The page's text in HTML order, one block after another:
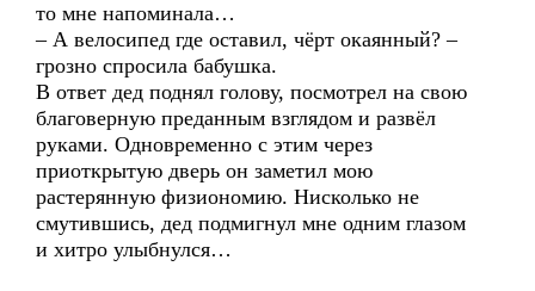
то мне напоминала…
– А велосипед где оставил, чёрт окаянный? –
грозно спросила бабушка.
В ответ дед поднял голову, посмотрел на свою
благоверную преданным взглядом и развёл
руками. Одновременно с этим через
приоткрытую дверь он заметил мою
растерянную физиономию. Нисколько не
смутившись, дед подмигнул мне одним глазом
и хитро улыбнулся…